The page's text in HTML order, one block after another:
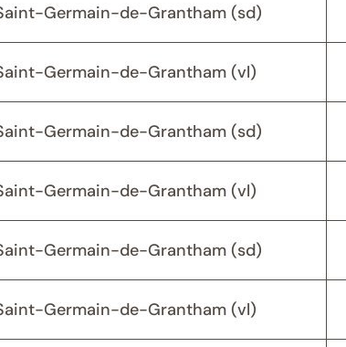
Germain-de-Grantham (sd)
Germain-de-Grantham (vl)
Germain-de-Grantham (sd)
Germain-de-Grantham (vl)
Germain-de-Grantham (sd)
Germain-de-Grantham (vl)